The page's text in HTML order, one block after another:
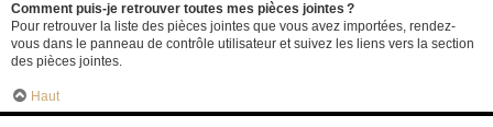
Comment puis-je retrouver toutes mes pièces jointes ?
Pour retrouver la liste des pièces jointes que vous avez importées, rendez-
vous dans le panneau de contrôle utilisateur et suivez les liens vers la section
des pièces jointes.
Haut